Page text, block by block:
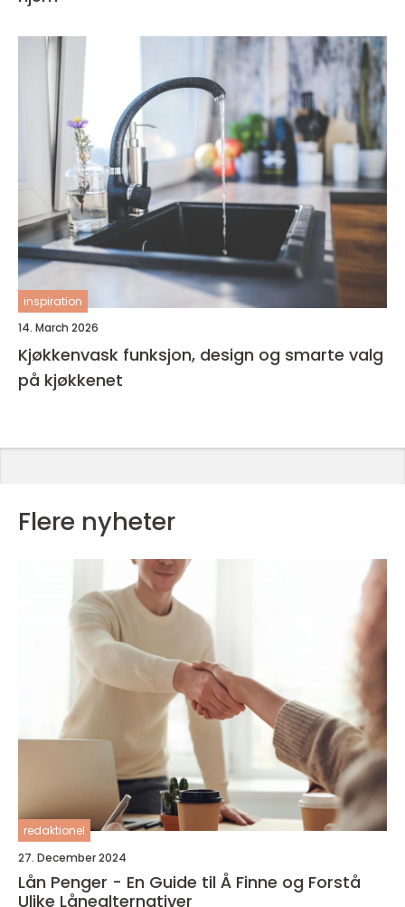
inspiration
14. March 2026
Kjøkkenvask funksjon, design og smarte valg
på kjøkkenet
Flere nyheter
redaktionel
27. December 2024
Lån Penger - En Guide til Å Finne og Forstå
Ulike Lånealternativer